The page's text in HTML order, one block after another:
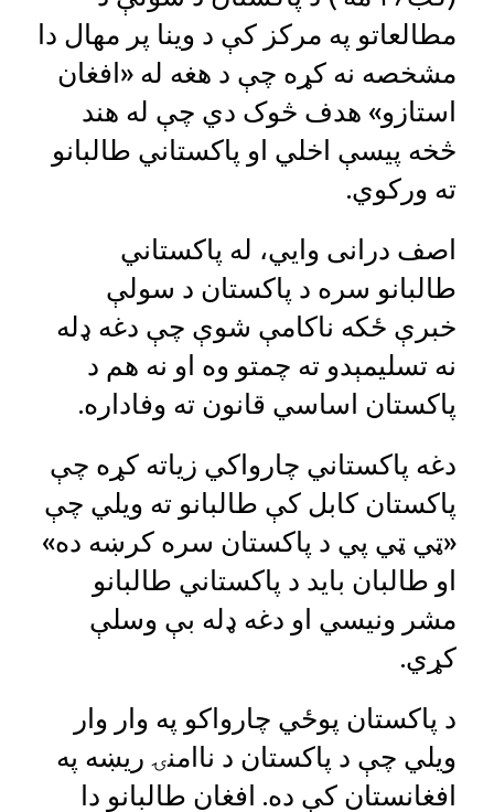
مطالعاتو په مرکز کې د وینا پر مهال دا
مشخصه نه کړه چې د هغه له «افغان
استازو» هدف څوک دي چې له هند
څخه پیسې اخلي او پاکستاني طالبانو
ته ورکوي.
اصف درانی وايي، له پاکستاني
طالبانو سره د پاکستان د سولې
خبرې ځکه ناکامې شوې چې دغه ډله
نه تسلیمېدو ته چمتو وه او نه هم د
پاکستان اساسي قانون ته وفاداره.
دغه پاکستاني چارواکي زیاته کړه چې
پاکستان کابل کې طالبانو ته ویلي چې
«ټي ټي پي د پاکستان سره کرښه ده»
او طالبان باید د پاکستاني طالبانو
مشر ونیسي او دغه ډله بې وسلې
کړي.
د پاکستان پوځي چارواکو په وار وار
ویلي چې د پاکستان د ناامنۍ ریښه په
افغانستان کې ده. افغان طالبانو دا